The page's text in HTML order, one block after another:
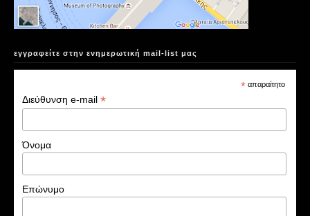
εγγραφείτε στην ενημερωτική mail-list μας
* απαραίτητο
Διεύθυνση e-mail*
Όνομα
Επώνυμο